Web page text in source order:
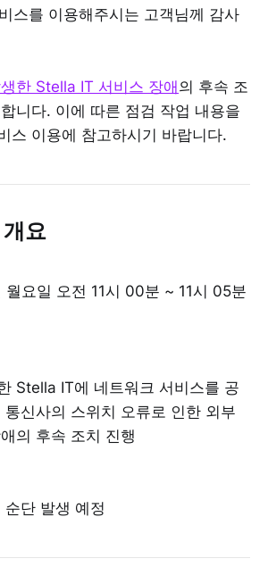
스를 이용해주시는 고객님께 감사
한 Stella IT 서비스 장애 의 후속 조
니다. 이에 따른 점검 작업 내용을
스 이용에 참고하시기 바랍니다.
요
요일 오전 11시 00분 ~ 11시 05분
Stella IT에 네트워크 서비스를 공
신사의 스위치 오류로 인한 외부
의 후속 조치 진행
단 발생 예정